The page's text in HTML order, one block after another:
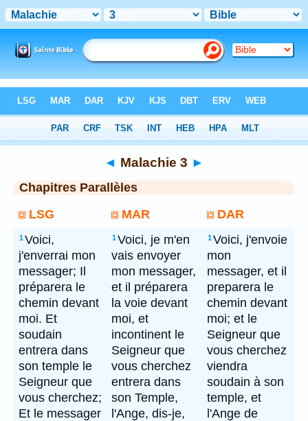
◄ Malachie 3 ►
Chapitres Parallèles
LSG
MAR DAR
1Voici,
j'enverrai mon
messager; Il
préparera le
chemin devant
moi. Et
soudain
entrera dans
son temple le
Seigneur que
vous cherchez;
Et le messager
1Voici, je m'en
vais envoyer
mon messager,
et il préparera
la voie devant
moi, et
incontinent le
Seigneur que
vous cherchez
entrera dans
son Temple,
l'Ange, dis-je,
1Voici, j'envoie
mon
messager, et il
preparera le
chemin devant
moi; et le
Seigneur que
vous cherchez
viendra
soudain à son
temple, et
l'Ange de